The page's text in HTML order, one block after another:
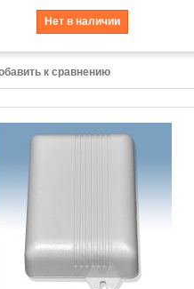
Нет в наличии
к сравнению